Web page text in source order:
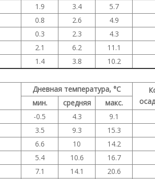
1.9 3.4
5.7
0.8 2.6
4.9
0.3 2.3
4.3
2.1 6.2
11.1
1.4 3.8
10.2
Дневная температура, °C
мин. средняя
макс.
-0.5 4.3
9.1
3.5 9.3
15.3
6.6 10
14.2
5.4 10.6
16.7
7.1 14.1
20.6